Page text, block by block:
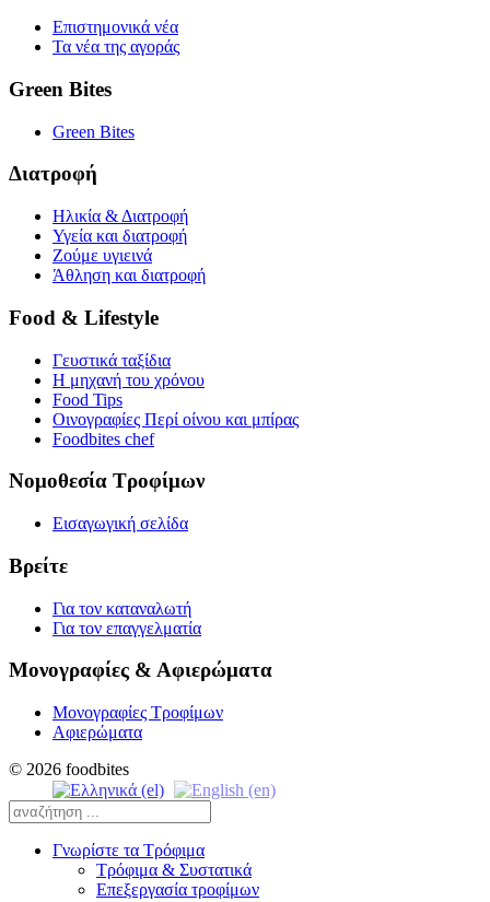
Επιστημονικά νέα
Τα νέα της αγοράς
Green Bites
Green Bites
Διατροφή
Ηλικία & Διατροφή
Υγεία και διατροφή
Ζούμε υγιεινά
Άθληση και διατροφή
Food & Lifestyle
Γευστικά ταξίδια
Η μηχανή του χρόνου
Food Tips
Οινογραφίες Περί οίνου και μπίρας
Foodbites chef
Νομοθεσία Τροφίμων
Εισαγωγική σελίδα
Βρείτε
Για τον καταναλωτή
Για τον επαγγελματία
Μονογραφίες & Αφιερώματα
Μονογραφίες Τροφίμων
Αφιερώματα
© 2026 foodbites
Γνωρίστε τα Τρόφιμα
Τρόφιμα & Συστατικά
Επεξεργασία τροφίμων